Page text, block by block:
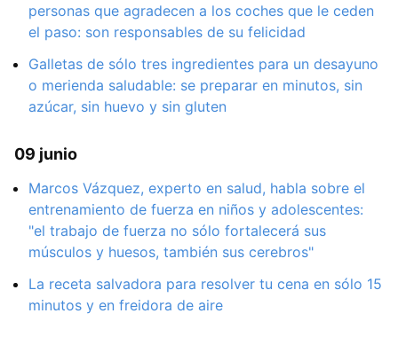
personas que agradecen a los coches que le ceden
el paso: son responsables de su felicidad
Galletas de sólo tres ingredientes para un desayuno
o merienda saludable: se preparar en minutos, sin
azúcar, sin huevo y sin gluten
09 junio
Marcos Vázquez, experto en salud, habla sobre el
entrenamiento de fuerza en niños y adolescentes:
"el trabajo de fuerza no sólo fortalecerá sus
músculos y huesos, también sus cerebros"
La receta salvadora para resolver tu cena en sólo 15
minutos y en freidora de aire